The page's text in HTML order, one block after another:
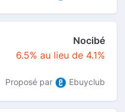
Nocibé
6.5% au lieu de 4.1%
Proposé par Ebuyclub